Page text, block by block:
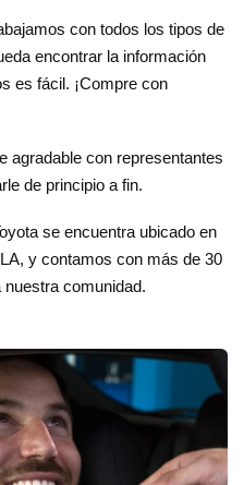
con todos los tipos de
encontrar la información
es fácil. ¡Compre con
agradable con representantes
de principio a fin.
se encuentra ubicado en
y contamos con más de 30
comunidad.